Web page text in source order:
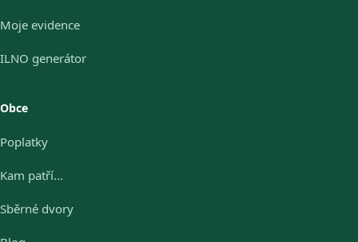
Moje evidence
ILNO generátor
Obce
Poplatky
Kam patří…
Sběrné dvory